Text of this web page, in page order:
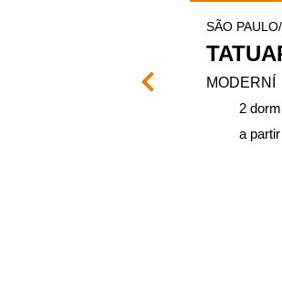
SÃO
MODERNÍ
2
a